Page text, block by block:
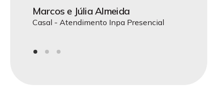
Marcos e Júlia Almeida
Casal - Atendimento Inpa Presencial
CEO da Acme LTDA - Atendimento Inpa
Terapia Individual - Atendimento Inpa